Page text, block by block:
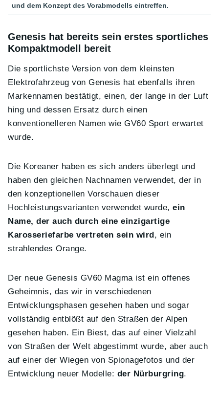
und dem Konzept des Vorabmodells eintreffen.
Genesis hat bereits sein erstes sportliches
Kompaktmodell bereit
Die sportlichste Version von dem kleinsten
Elektrofahrzeug von Genesis hat ebenfalls ihren
Markennamen bestätigt, einen, der lange in der Luft
hing und dessen Ersatz durch einen
konventionelleren Namen wie GV60 Sport erwartet
wurde.
Die Koreaner haben es sich anders überlegt und
haben den gleichen Nachnamen verwendet, der in
den konzeptionellen Vorschauen dieser
Hochleistungsvarianten verwendet wurde,ein
Name, der auch durch eine einzigartige
Karosseriefarbe vertreten sein wird , ein
strahlendes Orange.
Der neue Genesis GV60 Magma ist ein offenes
Geheimnis, das wir in verschiedenen
Entwicklungsphasen gesehen haben und sogar
vollständig entblößt auf den Straßen der Alpen
gesehen haben. Ein Biest, das auf einer Vielzahl
von Straßen der Welt abgestimmt wurde, aber auch
auf einer der Wiegen von Spionagefotos und der
Entwicklung neuer Modelle: der Nürburgring.